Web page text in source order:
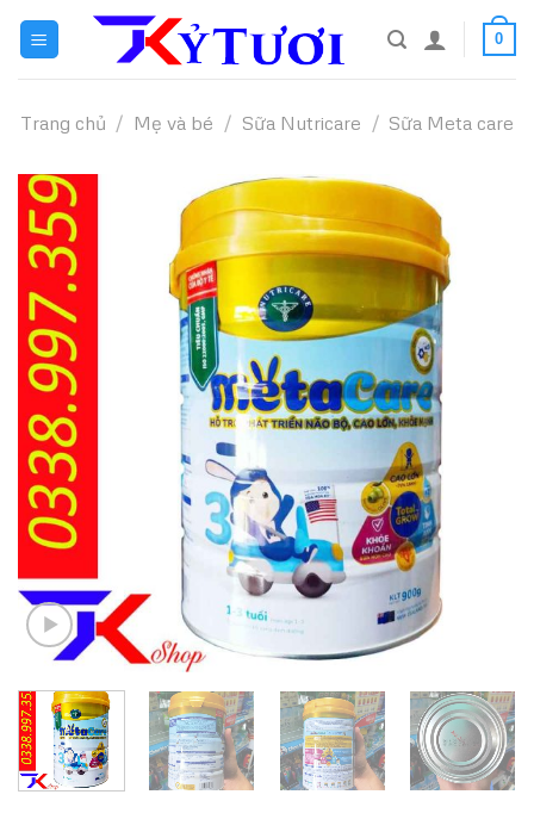
content
0
Trang chủ / Mẹ và bé / Sữa Nutricare / Sữa Meta care